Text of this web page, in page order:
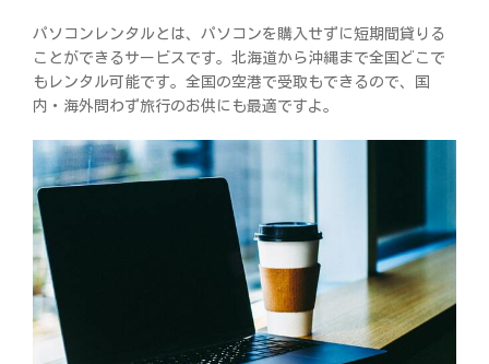
パソコンレンタルとは、パソコンを購入せずに短期間貸りる
ことができるサービスです。北海道から沖縄まで全国どこで
もレンタル可能です。全国の空港で受取もできるので、国
内・海外問わず旅行のお供にも最適ですよ。